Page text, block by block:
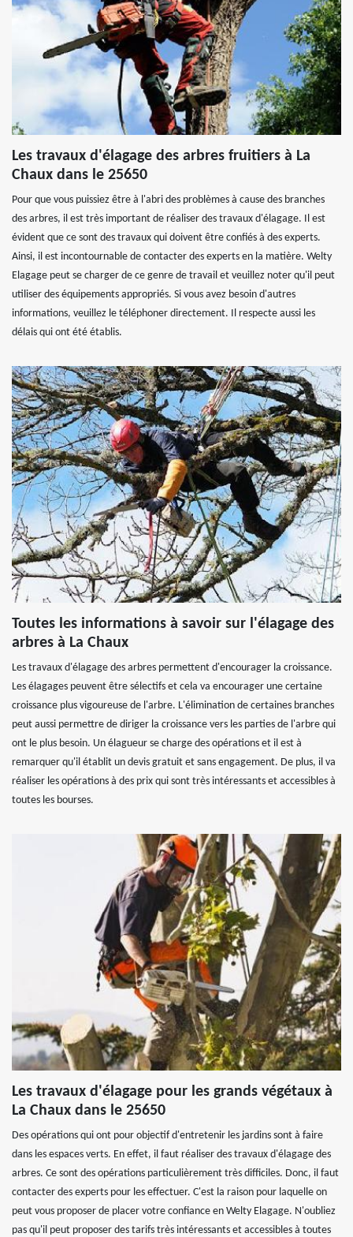
Les travaux d'élagage des arbres fruitiers à La
Chaux dans le 25650
Pour que vous puissiez être à l'abri des problèmes à cause des branches
des arbres, il est très important de réaliser des travaux d'élagage. Il est
évident que ce sont des travaux qui doivent être confiés à des experts.
Ainsi, il est incontournable de contacter des experts en la matière. Welty
Elagage peut se charger de ce genre de travail et veuillez noter qu'il peut
utiliser des équipements appropriés. Si vous avez besoin d'autres
informations, veuillez le téléphoner directement. Il respecte aussi les
délais qui ont été établis.
Toutes les informations à savoir sur l'élagage des
arbres à La Chaux
Les travaux d'élagage des arbres permettent d'encourager la croissance.
Les élagages peuvent être sélectifs et cela va encourager une certaine
croissance plus vigoureuse de l'arbre. L'élimination de certaines branches
peut aussi permettre de diriger la croissance vers les parties de l'arbre qui
ont le plus besoin. Un élagueur se charge des opérations et il est à
remarquer qu'il établit un devis gratuit et sans engagement. De plus, il va
réaliser les opérations à des prix qui sont très intéressants et accessibles à
toutes les bourses.
Les travaux d'élagage pour les grands végétaux à
La Chaux dans le 25650
Des opérations qui ont pour objectif d'entretenir les jardins sont à faire
dans les espaces verts. En effet, il faut réaliser des travaux d'élagage des
arbres. Ce sont des opérations particulièrement très difficiles. Donc, il faut
contacter des experts pour les effectuer. C'est la raison pour laquelle on
peut vous proposer de placer votre confiance en Welty Elagage. N'oubliez
pas qu'il peut proposer des tarifs très intéressants et accessibles à toutes